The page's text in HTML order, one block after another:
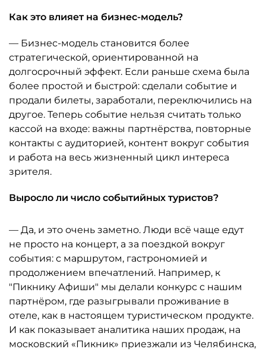
Как это влияет на бизнес-модель?
— Бизнес-модель становится более
стратегической, ориентированной на
долгосрочный эффект. Если раньше схема была
более простой и быстрой: сделали событие и
продали билеты, заработали, переключились на
другое. Теперь событие нельзя считать только
кассой на входе: важны партнёрства, повторные
контакты с аудиторией, контент вокруг события
и работа на весь жизненный цикл интереса
зрителя.
Выросло ли число событийных туристов?
— Да, и это очень заметно. Люди всё чаще едут
не просто на концерт, а за поездкой вокруг
события: с маршрутом, гастрономией и
продолжением впечатлений. Например, к
"Пикнику Афиши" мы делали конкурс с нашим
партнёром, где разыгрывали проживание в
отеле, как в настоящем туристическом продукте.
И как показывает аналитика наших продаж, на
московский «Пикник» приезжали из Челябинска,